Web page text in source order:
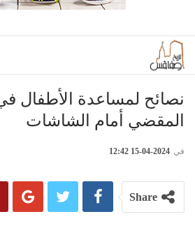
نصائح لمساعدة الأطفال
المقضي أمام الشاشات
في 2024-04-15 12:42
Share